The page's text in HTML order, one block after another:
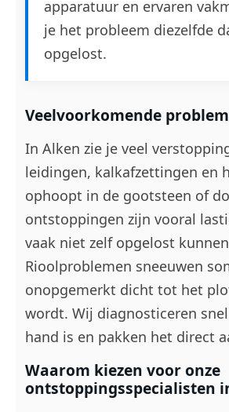
apparatuur en ervaren
je het probleem diezelfde
opgelost.
Veelvoorkomende
In Alken zie je veel
leidingen, kalkafzettingen en
ophoopt in de gootsteen of
ontstoppingen zijn vooral
vaak niet zelf opgelost
Rioolproblemen sneeuwen
onopgemerkt dicht tot het
wordt. Wij diagnosticeren
hand is en pakken het direct
Waarom kiezen voor onze
ontstoppingsspecialisten